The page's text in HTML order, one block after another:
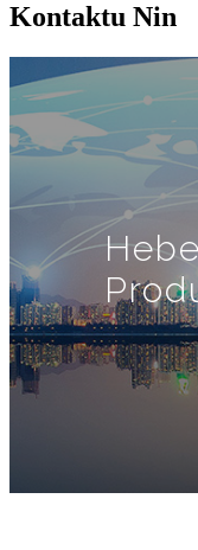
Kontaktu Nin